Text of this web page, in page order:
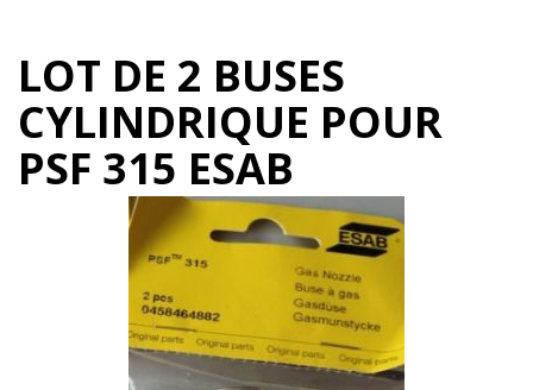
LOT DE 2 BUSES
CYLINDRIQUE POUR
PSF 315 ESAB